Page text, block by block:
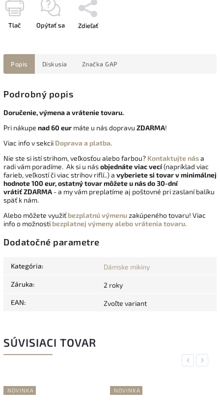
Tlač Opýtať sa Zdieľať
Popis Diskusia Značka GAP
Podrobný popis
Doručenie, výmena a vrátenie tovaru.
Pri nákupe nad 60 eur máte u nás dopravu ZDARMA!
Viac info v sekcii Doprava a platba.
Nie ste si istí strihom, veľkosťou alebo farbou? Kontaktujte nása
radi vám poradíme. Ak si u násobjednáte viac vecí(napríklad viac
farieb, veľkostí či viac strihov riflí..) a vyberiete si tovar v minimálnej
hodnote 100 eur, ostatný tovar môžete u nás do 30-dní
vrátiťZDARMA - a my vám preplatíme aj poštovné pri zaslaní balíku
späť k nám.
Alebo môžete využiť bezplatnú výmenuzakúpeného tovaru! Viac
info o možnosti bezplatnej výmeny alebo vrátenia tovaru.
Dodatočné parametre
Kategória: Dámske mikiny
Záruka: 2 roky
EAN: Zvoľte variant
SÚVISIACI TOVAR
Previous
NOVINKA NOVINKA
Next